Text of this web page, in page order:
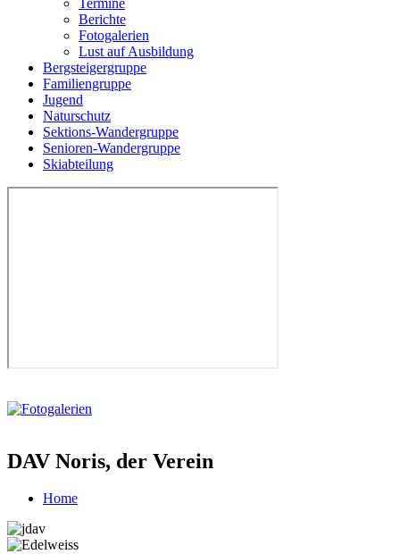
Berichte
Fotogalerien
Lust auf Ausbildung
Bergsteigergruppe
Familiengruppe
Jugend
Naturschutz
Sektions-Wandergruppe
Senioren-Wandergruppe
Skiabteilung
DAV Noris, der Verein
Home